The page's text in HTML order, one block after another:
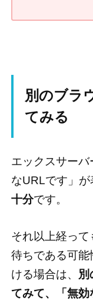
別のブラ
てみる
エックスサー
なURLです」
十分です。
それ以上経っ
待ちである可
ける場合は、
別
てみて、「無